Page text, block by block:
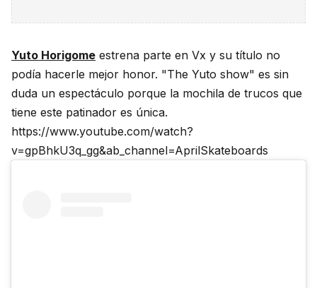
Yuto Horigome estrena parte en Vx y su título no
podía hacerle mejor honor. "The Yuto show" es sin
duda un espectáculo porque la mochila de trucos que
tiene este patinador es única.
https://www.youtube.com/watch?
v=gpBhkU3q_gg&ab_channel=AprilSkateboards